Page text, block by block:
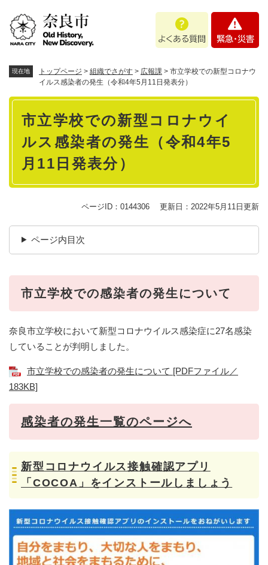
あ
問
・
現在地 トップページ > 組織でさがす > 広報課 > 市立学校での新型コロナウ
イルス感染者の発生（令和4年5月11日発表分）
本
市立学校での新型コロナウイ
ルス感染者の発生（令和4年5
月11日発表分）
ページID：0144306 更新日：2022年5月11日更新
ページ内目次
​​市立学校での感染者の発生について
奈良市立学校において新型コロナウイルス感染症に27名感染
していることが判明しました。
市立学校での感染者の発生について [PDFファイル／
183KB]
感染者の発生一覧のページへ
新型コロナウイルス接触確認アプリ
「COCOA」をインストールしましょう